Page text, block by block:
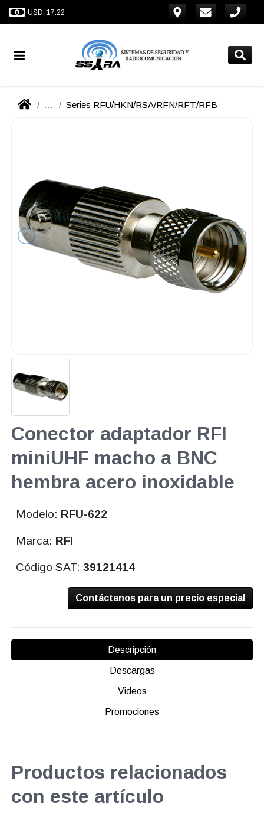
USD: 17.22
... Series RFU/HKN/RSA/RFN/RFT/RFB
Conector adaptador RFI
miniUHF macho a BNC
hembra acero inoxidable
Modelo: RFU-622
Marca: RFI
Código SAT:39121414
Contáctanos para un precio especial
Descripción
Descargas
Videos
Promociones
Productos relacionados
con este artículo